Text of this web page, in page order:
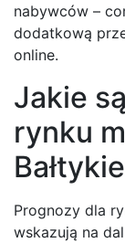
nabywców –
dodatkową
online.
Jakie
rynku
Prognozy dla
wskazują na